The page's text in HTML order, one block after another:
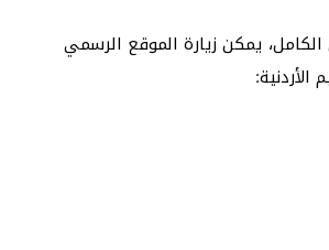
الكامل، يمكن زيارة الموقع الرسمي
الأردنية: